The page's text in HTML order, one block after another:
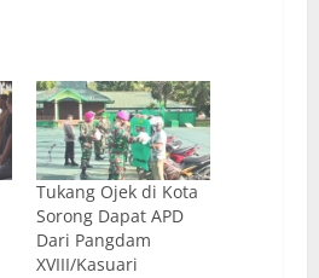
Tukang Ojek di Kota
Sorong Dapat APD
Dari Pangdam
XVIII/Kasuari